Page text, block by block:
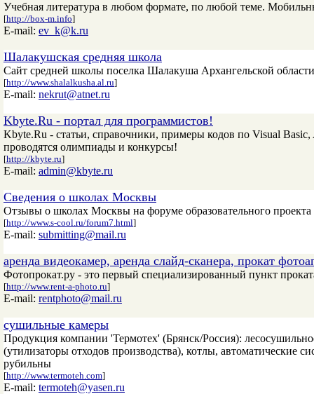
Учебная литература в любом формате, по любой теме.
[http://box-m.info]
E-mail: ev_k@k.ru
Шалакушская средняя школа
Сайт средней школы поселка Шалакуша Архангельской области
[http://www.shalalkusha.al.ru]
E-mail: nekrut@atnet.ru
Kbyte.Ru - портал для программистов!
Kbyte.Ru - статьи, справочники, примеры кодов по Visual
проводятся олимпиады и конкурсы!
[http://kbyte.ru]
E-mail: admin@kbyte.ru
Сведения о школах Москвы
Отзывы о школах Москвы на форуме образовательного
[http://www.s-cool.ru/forum7.html]
E-mail: submitting@mail.ru
аренда видеокамер, аренда слайд-сканера, прокат
Фотопрокат.ру - это первый специализированный пункт
[http://www.rent-a-photo.ru]
E-mail: rentphoto@mail.ru
сушильные камеры
Продукция компании 'Термотех' (Брянск/Россия):
(утилизаторы отходов производства), котлы,
рубильны
[http://www.termoteh.com]
E-mail: termoteh@yasen.ru